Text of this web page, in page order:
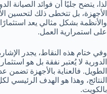
لذا، يتضح جليًا أن فوائد الصيانة
الأجهزة، بل تتخطى ذلك لتحسين
والأنظمة بشكل مثالي يعد
على استمرارية العمل.
وفي ختام هذه النقاط، يجدر
الدورية لا يُعتبر نفقة بل هو
الطويل. فالعناية بالأجهزة
النتائج، وهذا هو الهدف
بالكويت.